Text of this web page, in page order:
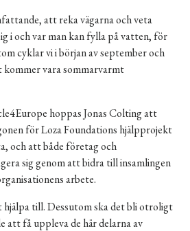
att reka vägarna och veta
i och var man kan fylla på vatten, för
cyklar vi i början av september och
kommer vara sommarvarmt
hoppas Jonas Colting att
för Loza Foundations hjälpprojekt
och att både företag och
sig genom att bidra till insamlingen
arbete.
till. Dessutom ska det bli otroligt
att få uppleva de här delarna av